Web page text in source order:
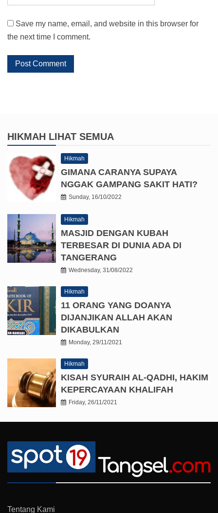
Save my name, email, and website in this browser for
the next time I comment.
HIKMAH LIHAT SEMUA
Hikmah
GIMANA CARANYA SUPAYA
NGGAK GAMPANG SAKIT HATI?
Sunday, 16/10/2022
Hikmah
MASJID DENGAN KUBAH
TERBESAR DI DUNIA ADA DI
TANGERANG
Wednesday, 31/08/2022
Hikmah
11 ORANG YANG DOANYA
DIJANJIKAN ALLAH AKAN
DIKABULKAN
Monday, 29/11/2021
Hikmah
KISAH SYURAIH AL-QADHI, HAKIM
KEPERCAYAAN KHALIFAH
Friday, 26/11/2021
Tentang Kami